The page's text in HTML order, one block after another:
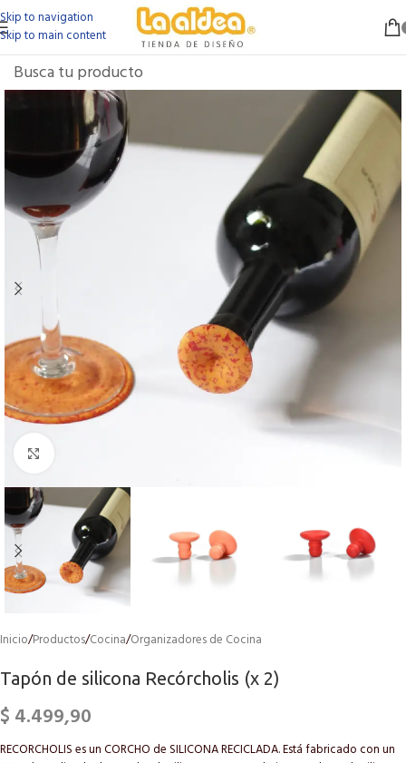
Skip to navigation
Skip to main content
Inicio/Productos/Cocina/Organizadores de Cocina
Tapón de silicona Recórcholis (x 2)
$ 4.499,90
RECORCHOLIS es un CORCHO de SILICONA RECICLADA. Está fabricado con un